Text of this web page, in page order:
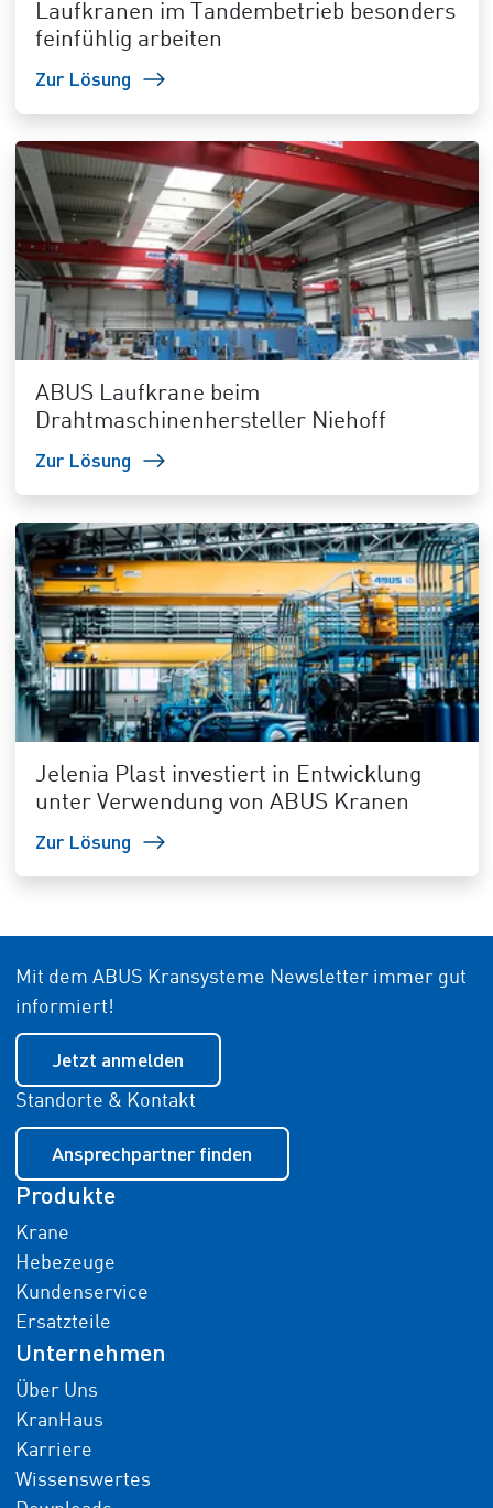
Laufkranen im Tandembetrieb besonders
feinfühlig arbeiten
Zur Lösung
ABUS Laufkrane beim
Drahtmaschinenhersteller Niehoff
Zur Lösung
Jelenia Plast investiert in Entwicklung
unter Verwendung von ABUS Kranen
Zur Lösung
Mit dem ABUS Kransysteme Newsletter immer gut
informiert!
Jetzt anmelden
Standorte & Kontakt
Ansprechpartner finden
Produkte
Krane
Hebezeuge
Kundenservice
Ersatzteile
Unternehmen
Über Uns
KranHaus
Karriere
Wissenswertes